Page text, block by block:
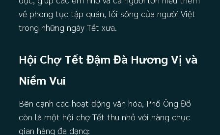
về phong tục tập quán, lối sống của người Việt
trong những ngày Tết xưa.
Hội Chợ Tết Đậm Đà Hương Vị và
Niềm Vui
Bên cạnh các hoạt động văn hóa, Phố Ông Đồ
còn là một hội chợ Tết thu nhỏ với hàng chục
gian hàng đa dạng: